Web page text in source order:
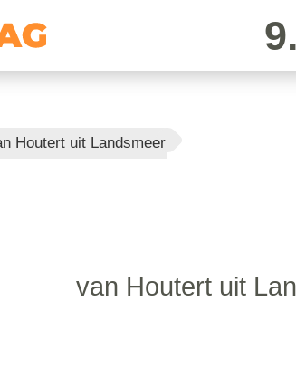
Houtert uit Landsmeer
van Houtert uit